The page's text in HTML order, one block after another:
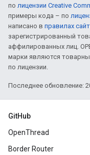
по лицензии Creative
примеры кода – по
написано в правилах
зарегистрированный
аффилированных лиц.
марки являются
по лицензии.
Последнее обновление:
GitHub
OpenThread
Border Router